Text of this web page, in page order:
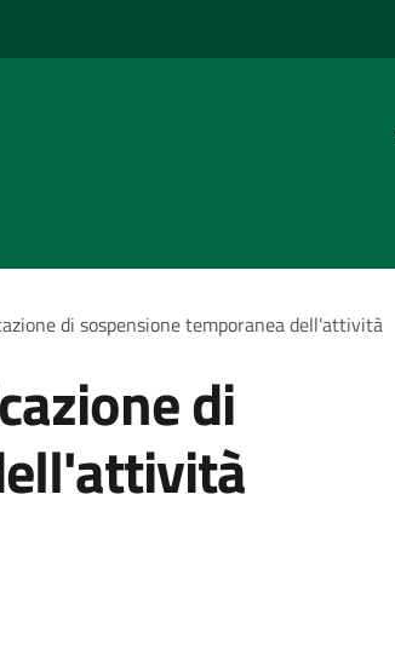
di sospensione temporanea dell'attività
di